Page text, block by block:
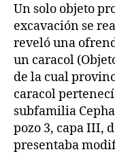
Un solo objeto
excavación se
reveló una
un caracol
de la cual
caracol
subfamilia
pozo 3, capa III,
presentaba